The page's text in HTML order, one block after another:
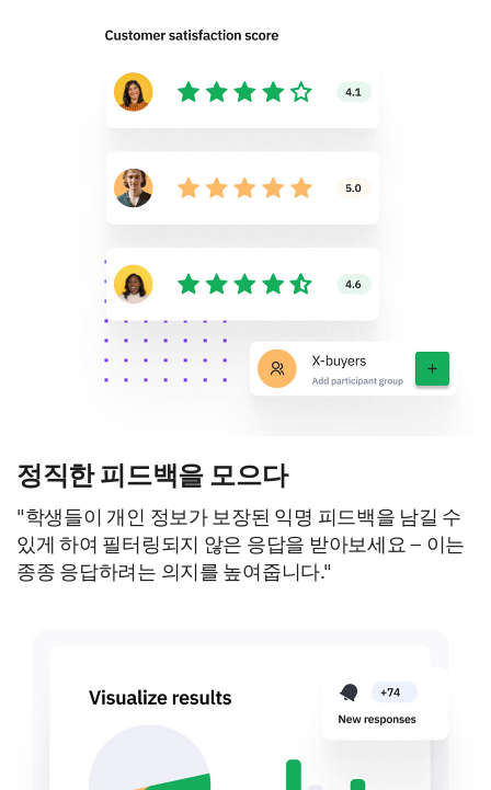
정직한 피드백을 모으다
"학생들이 개인 정보가 보장된 익명 피드백을 남길 수
있게 하여 필터링되지 않은 응답을 받아보세요 – 이는
종종 응답하려는 의지를 높여줍니다."